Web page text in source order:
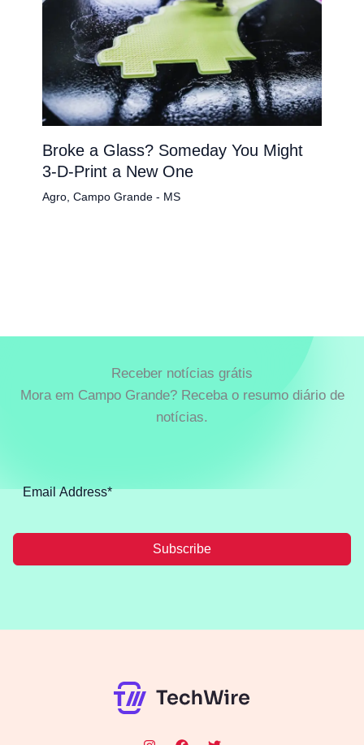
Broke a Glass? Someday You Might
3-D-Print a New One
Agro, Campo Grande - MS
Receber notícias grátis
Mora em Campo Grande? Receba o resumo diário de
notícias.
Subscribe